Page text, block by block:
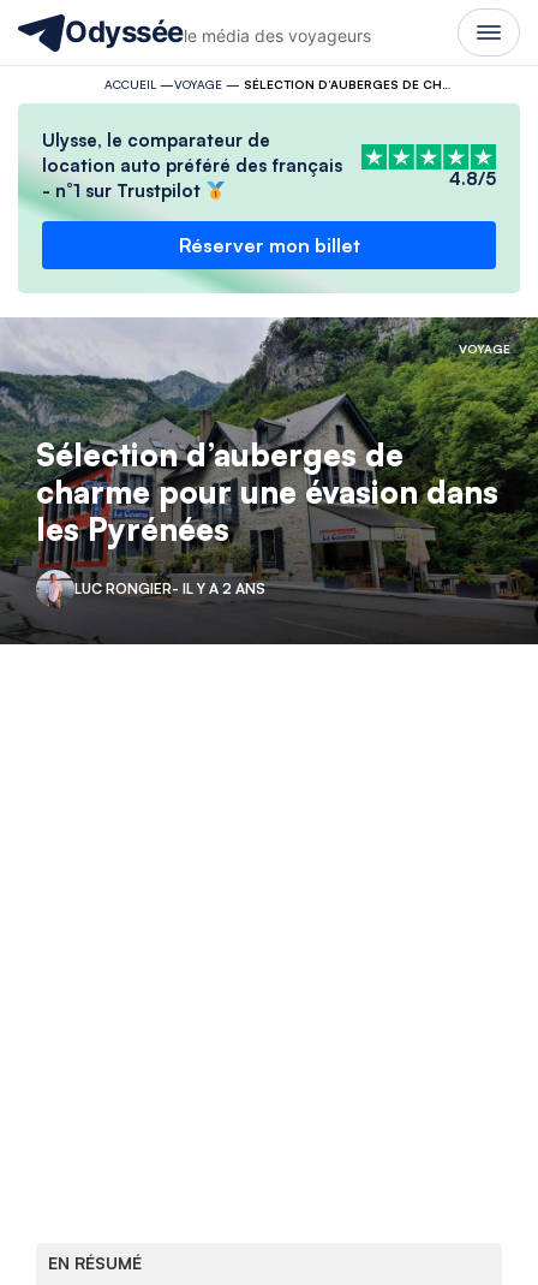
Odysséele média des voyageurs
ACCUEIL —VOYAGE—
Ulysse, le comparateur de
location auto préféré des français
- n°1 sur Trustpilot
4.8/5
Réserver mon billet
VOYAGE
Sélection d’auberges de
charme pour une évasion dans
les Pyrénées
LUC RONGIER- IL Y A 2 ANS
EN RÉSUMÉ